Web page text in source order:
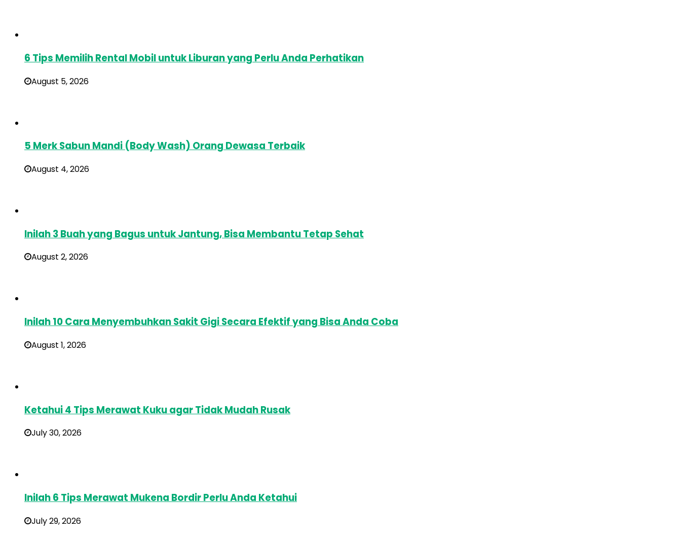
6 Tips Memilih Rental Mobil untuk Liburan yang Perlu Anda Perhatikan
August 5, 2026
5 Merk Sabun Mandi (Body Wash) Orang Dewasa Terbaik
August 4, 2026
Inilah 3 Buah yang Bagus untuk Jantung, Bisa Membantu Tetap Sehat
August 2, 2026
Inilah 10 Cara Menyembuhkan Sakit Gigi Secara Efektif yang Bisa Anda Coba
August 1, 2026
Ketahui 4 Tips Merawat Kuku agar Tidak Mudah Rusak
July 30, 2026
Inilah 6 Tips Merawat Mukena Bordir Perlu Anda Ketahui
July 29, 2026